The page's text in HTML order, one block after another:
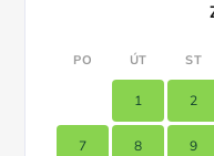
PO ÚT ST
1 2
7 8 9